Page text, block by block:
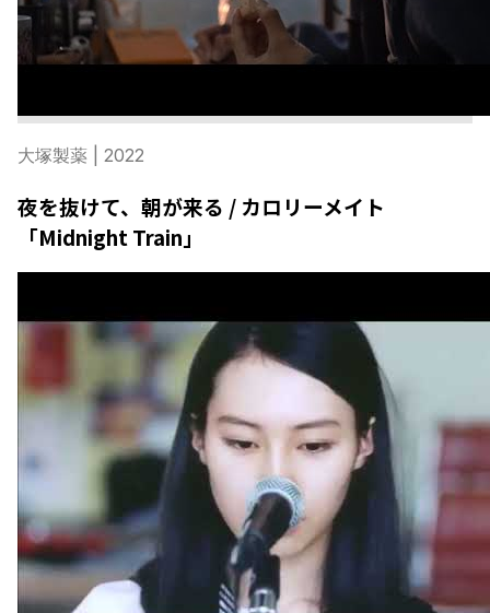
大塚製薬 | 2022
夜を抜けて、朝が来る / カロリーメイト
「Midnight Train」